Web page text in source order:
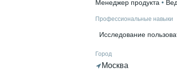
Менеджер продукта •
Профессиональные навыки
Исследование
Город
Москва